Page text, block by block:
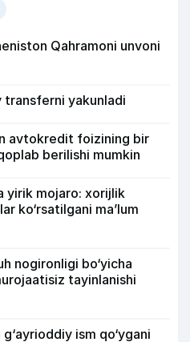
Qahramoni unvoni
transferni yakunladi
avtokredit foizining bir
berilishi mumkin
yirik mojaro: xorijlik
ko‘rsatilgani ma’lum
nogironligi bo‘yicha
tayinlanishi
ism qo‘ygani